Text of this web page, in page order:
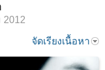
จัดเรียงเนื้อหา